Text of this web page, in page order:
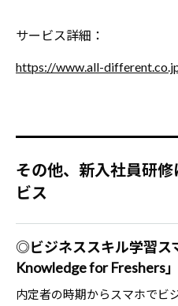
サービス詳細：
https://www.all-
その他、新入社員研
ビス
◎ビジネススキル学習ス
Knowledge for Freshers
内定者の時期からスマホでビ